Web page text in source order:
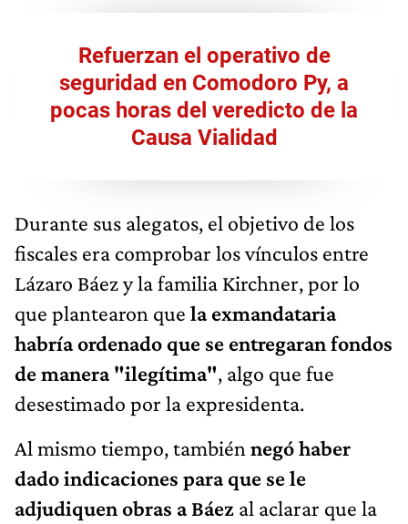
Refuerzan el operativo de
seguridad en Comodoro Py, a
pocas horas del veredicto de la
Causa Vialidad
Durante sus alegatos, el objetivo de los
fiscales era comprobar los vínculos entre
Lázaro Báez y la familia Kirchner, por lo
que plantearon que la exmandataria
habría ordenado que se entregaran fondos
de manera "ilegítima", algo que fue
desestimado por la expresidenta.
Al mismo tiempo, también negó haber
dado indicaciones para que se le
adjudiquen obras a Báez al aclarar que la